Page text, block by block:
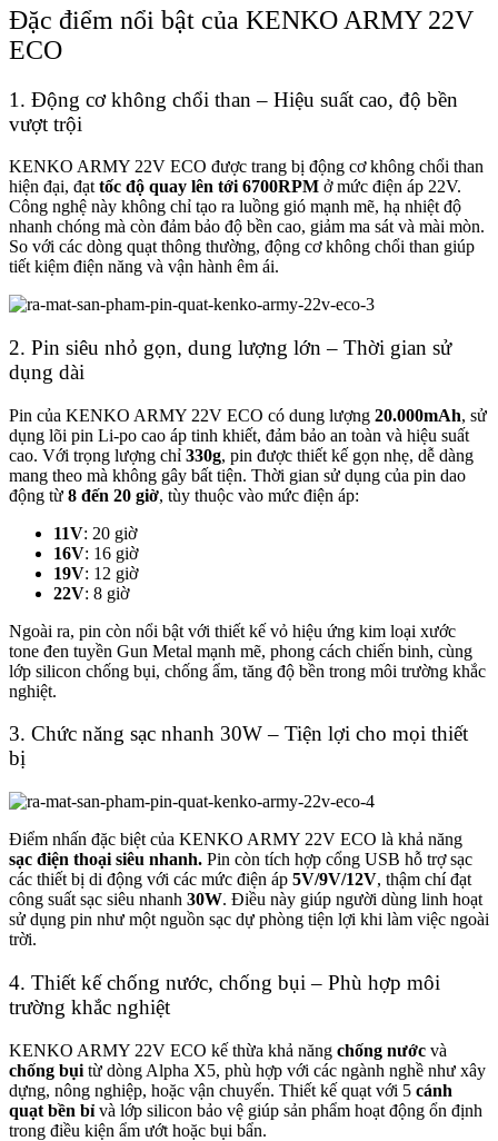
Đặc điểm nổi bật của KENKO ARMY 22V
ECO
1. Động cơ không chổi than – Hiệu suất cao, độ bền
vượt trội
KENKO ARMY 22V ECO được trang bị động cơ không chổi than
hiện đại, đạt tốc độ quay lên tới 6700RPM ở mức điện áp 22V.
Công nghệ này không chỉ tạo ra luồng gió mạnh mẽ, hạ nhiệt độ
nhanh chóng mà còn đảm bảo độ bền cao, giảm ma sát và mài mòn.
So với các dòng quạt thông thường, động cơ không chổi than giúp
tiết kiệm điện năng và vận hành êm ái.
2. Pin siêu nhỏ gọn, dung lượng lớn – Thời gian sử
dụng dài
Pin của KENKO ARMY 22V ECO có dung lượng 20.000mAh, sử
dụng lõi pin Li-po cao áp tinh khiết, đảm bảo an toàn và hiệu suất
cao. Với trọng lượng chỉ 330g, pin được thiết kế gọn nhẹ, dễ dàng
mang theo mà không gây bất tiện. Thời gian sử dụng của pin dao
động từ 8 đến 20 giờ, tùy thuộc vào mức điện áp:
11V: 20 giờ
16V: 16 giờ
19V: 12 giờ
22V: 8 giờ
Ngoài ra, pin còn nổi bật với thiết kế vỏ hiệu ứng kim loại xước
tone đen tuyền Gun Metal mạnh mẽ, phong cách chiến binh, cùng
lớp silicon chống bụi, chống ẩm, tăng độ bền trong môi trường khắc
nghiệt.
3. Chức năng sạc nhanh 30W – Tiện lợi cho mọi thiết
bị
Điểm nhấn đặc biệt của KENKO ARMY 22V ECO là khả năng
sạc điện thoại siêu nhanh. Pin còn tích hợp cổng USB hỗ trợ sạc
các thiết bị di động với các mức điện áp 5V/9V/12V, thậm chí đạt
công suất sạc siêu nhanh 30W. Điều này giúp người dùng linh hoạt
sử dụng pin như một nguồn sạc dự phòng tiện lợi khi làm việc ngoài
trời.
4. Thiết kế chống nước, chống bụi – Phù hợp môi
trường khắc nghiệt
KENKO ARMY 22V ECO kế thừa khả năng chống nước và
chống bụi từ dòng Alpha X5, phù hợp với các ngành nghề như xây
dựng, nông nghiệp, hoặc vận chuyển. Thiết kế quạt với 5 cánh
quạt bền bỉ và lớp silicon bảo vệ giúp sản phẩm hoạt động ổn định
trong điều kiện ẩm ướt hoặc bụi bẩn.